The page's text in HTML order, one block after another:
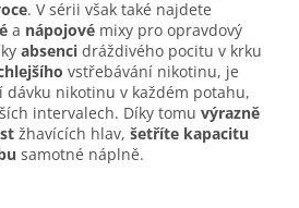
. V sérii však také najdete
a nápojové mixy pro opravdový
absenci dráždivého pocitu v krku
vstřebávání nikotinu, je
dávku nikotinu v každém potahu,
intervalech. Díky tomu výrazně
žhavících hlav, šetříte kapacitu
samotné náplně.